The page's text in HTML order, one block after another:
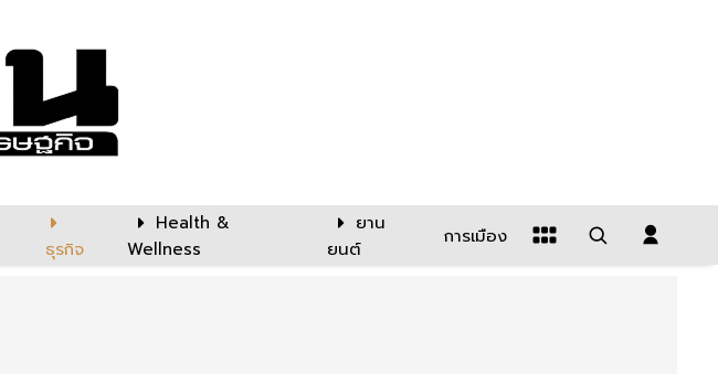
ธุรกิจ
Health &
Wellness
ยาน
ยนต์
การเมือง